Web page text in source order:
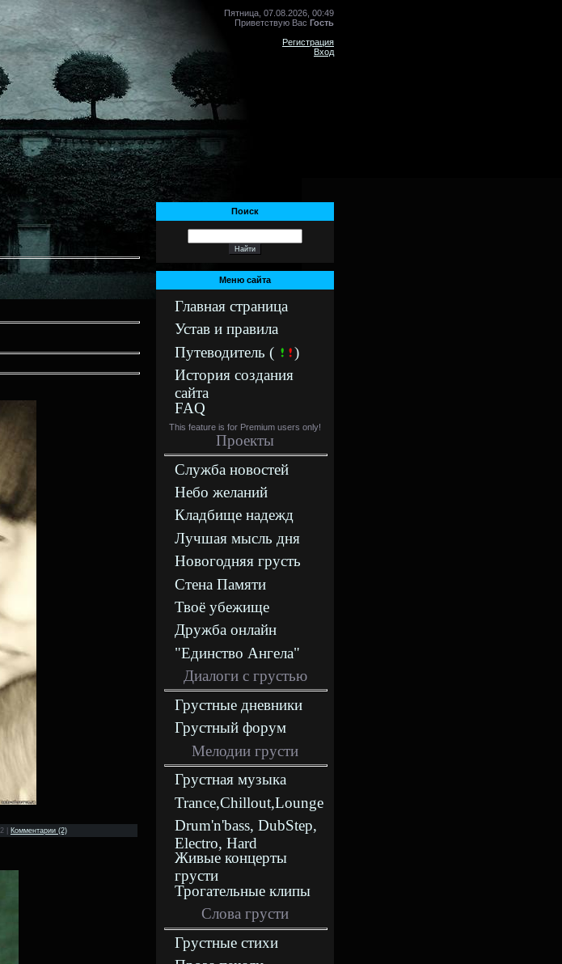
Пятница, 07.08.2026, 00:49
Приветствую Вас Гость
Регистрация
Вход
Комментарии (2)
Поиск
Меню сайта
Главная страница
Устав и правила
Путеводитель (
)
История создания
сайта
FAQ
This feature is for Premium users only!
Проекты
Служба новостей
Небо желаний
Кладбище надежд
Лучшая мысль дня
Новогодняя грусть
Стена Памяти
Твоё убежище
Дружба онлайн
"Единство Ангела"
Диалоги с грустью
Грустные дневники
Грустный форум
Мелодии грусти
Грустная музыка
Trance,Chillout,Lounge
Drum'n'bass, DubStep,
Electro, Hard
Живые концерты
грусти
Трогательные клипы
Слова грусти
Грустные стихи